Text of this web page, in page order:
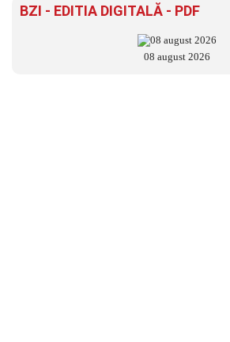
BZI - EDITIA DIGITALĂ - PDF
08 august 2026